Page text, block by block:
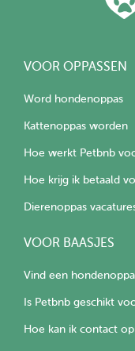
VOOR OPPASSEN
Word hondenoppas
Kattenoppas worden
Hoe werkt Petbnb
Hoe krijg ik betaald
Dierenoppas
VOOR BAASJES
Vind een
Is Petbnb geschikt
Hoe kan ik contact